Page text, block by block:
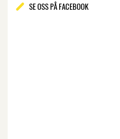
SE OSS PÅ FACEBOOK